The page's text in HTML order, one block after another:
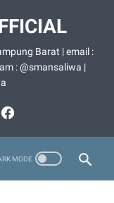
Barat | email :
: @smansaliwa |